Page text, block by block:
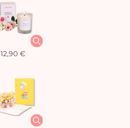
12,90 €